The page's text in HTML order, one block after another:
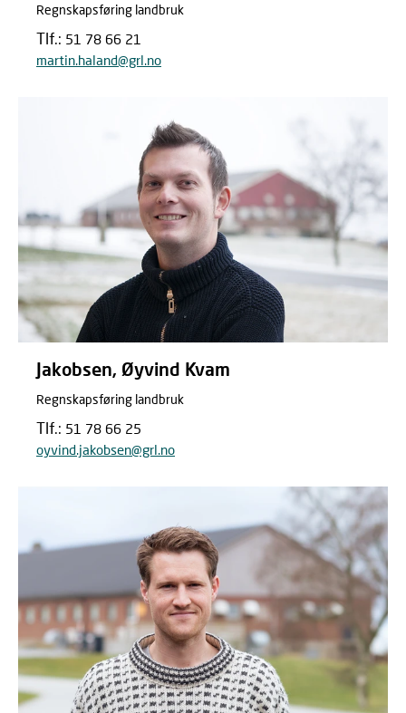
Regnskapsføring landbruk
Tlf.: 51 78 66 21
martin.haland@grl.no
Jakobsen, Øyvind Kvam
Regnskapsføring landbruk
Tlf.: 51 78 66 25
oyvind.jakobsen@grl.no